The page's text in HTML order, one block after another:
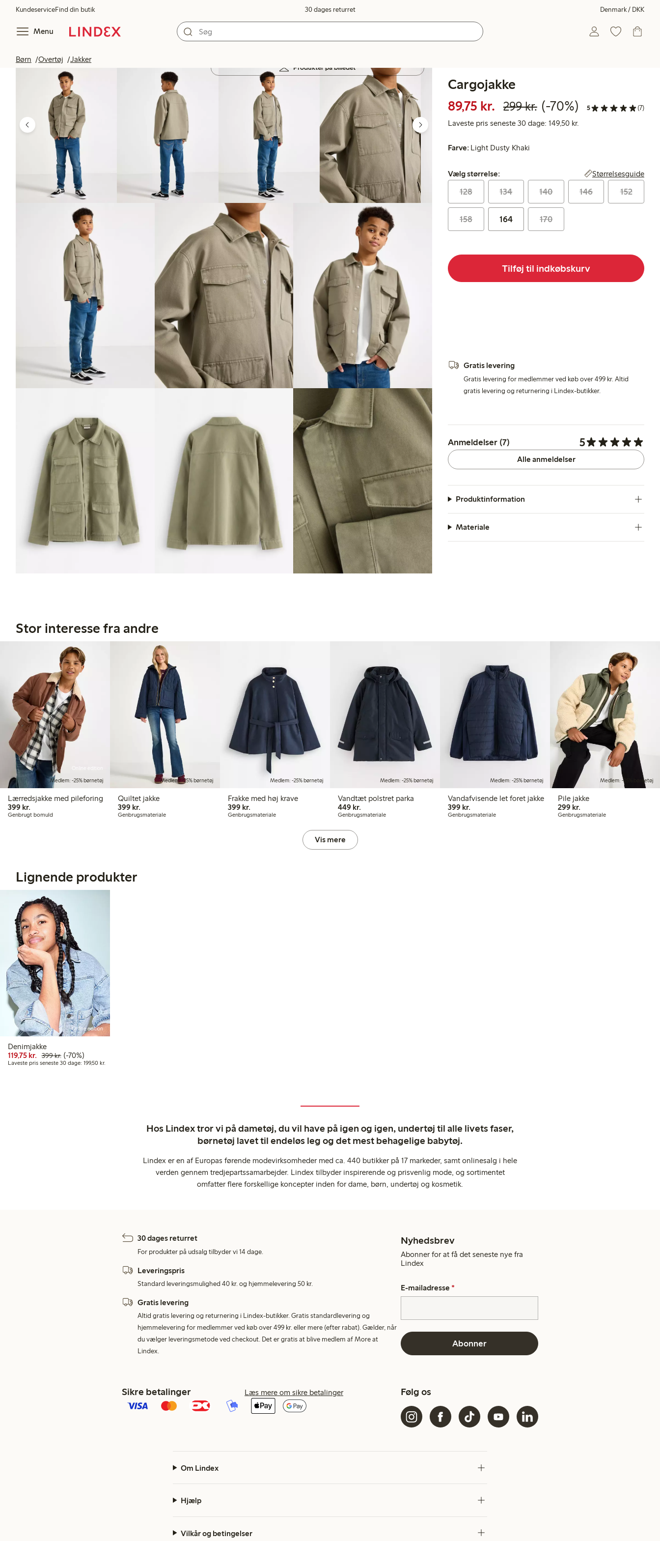
KundeserviceFind din butik 30 dages returret Denmark / DKK
Menu
Børn Overtøj Jakker
Produkter på billedet
Cargojakke
89,75 kr. Nedsat pris: 89,75 kr.
299 kr.Normalpris: 299,00
70 % rabat
(-70%) 5 (7)
Laveste pris seneste 30 dage: 149,50 kr.
Farve: Light Dusty Khaki
Vælg størrelse:
Vælg størrelse: Størrelsesguide
128 134 140 146 152
158 164 170
Tilføj til indkøbskurv
Gratis levering
Gratis levering for medlemmer ved køb over 499 kr. Altid
gratis levering og returnering i Lindex-butikker.
Anmeldelser (7) 5
Alle anmeldelser
Produktinformation
Materiale
Stor interesse fra andre
Medlem: -25% børnetøj
Lærredsjakke med pileforing
399 kr.
Genbrugt bomuld
Medlem: -25% børnetøj
Quiltet jakke
399 kr.
Genbrugsmateriale
Medlem: -25% børnetøj
Frakke med høj krave
399 kr.
Genbrugsmateriale
Medlem: -25% børnetøj
Vandtæt polstret parka
449 kr.
Genbrugsmateriale
Medlem: -25% børnetøj
Vandafvisende let foret jakke
399 kr.
Genbrugsmateriale
Medlem: -25% børnetøj
Pile jakke
299 kr.
Genbrugsmateriale
Vis mere
Lignende produkter
Online edition
Denimjakke
119,75 kr. Nedsat pris: 119,75 kr.
399 kr.Normalpris: 399,00 kr.
70 % rabat
(-70%)
Laveste pris seneste 30 dage: 199,50 kr.
Hos Lindex tror vi på dametøj, du vil have på igen og igen, undertøj til alle livets faser,
børnetøj lavet til endeløs leg og det mest behagelige babytøj.
Lindex er en af Europas førende modevirksomheder med ca. 440 butikker på 17 markeder, samt onlinesalg i hele
verden gennem tredjepartssamarbejder. Lindex tilbyder inspirerende og prisvenlig mode, og sortimentet
omfatter flere forskellige koncepter inden for dame, børn, undertøj og kosmetik.
30 dages returret
For produkter på udsalg tilbyder vi 14 dage.
Leveringspris
Standard leveringsmulighed 40 kr. og hjemmelevering 50 kr.
Gratis levering
Altid gratis levering og returnering i Lindex-butikker. Gratis standardlevering og
hjemmelevering for medlemmer ved køb over 499 kr. eller mere (efter rabat). Gælder, når
du vælger leveringsmetode ved checkout. Det er gratis at blive medlem af More at
Lindex.
Nyhedsbrev
Abonner for at få det seneste nye fra
Lindex
E-mailadresse *
Abonner
Sikre betalinger Læs mere om sikre betalinger Følg os
Om Lindex
Hjælp
Vilkår og betingelser